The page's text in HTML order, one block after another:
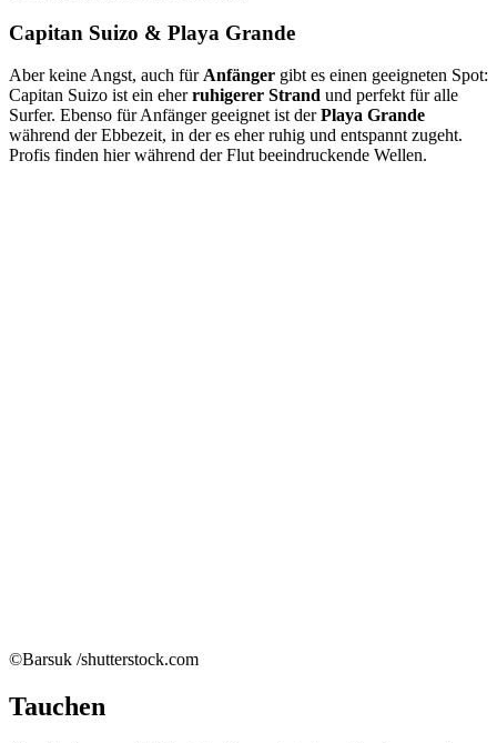
Capitan Suizo & Playa Grande
Aber keine Angst, auch fürAnfänger gibt es einen geeigneten Spot:
Capitan Suizo ist ein eherruhigerer Strand und perfekt für alle
Surfer. Ebenso für Anfänger geeignet ist derPlaya Grande
während der Ebbezeit, in der es eher ruhig und entspannt zugeht.
Profis finden hier während der Flut beeindruckende Wellen.
©Barsuk /shutterstock.com
Tauchen